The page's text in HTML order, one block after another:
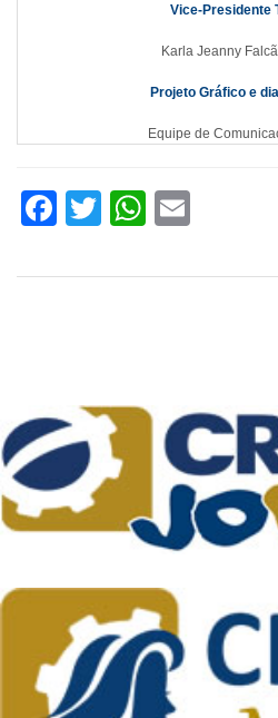
Vice-Presidente
Karla Jeanny
Projeto Gráfico e
Equipe de
Facebook
Twitter